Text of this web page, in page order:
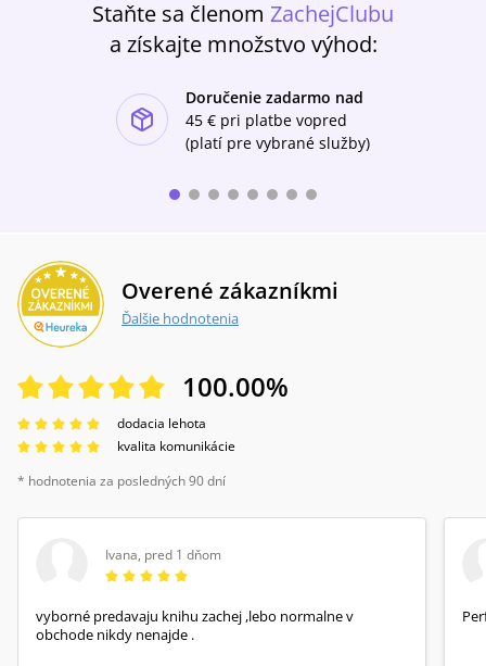
sýr feta, kokosové čatní, dresink s tahini a
parmazánem, máslo kalbi, mrkvovo-zázvorový
dresink, estragonová gremolata a mnoho
Staňte sa členom ZachejClubu
a získajte množstvo výhod:
Doručenie zadarmo nad
45 € pri platbe vopred
(platí pre vybrané služby)
Overené zákazníkmi
Ďalšie hodnotenia
100.00%
dodacia lehota
kvalita komunikácie
* hodnotenia za posledných 90 dní
Ivana, pred 1 dňom
vyborné predavaju knihu zachej ,lebo normalne v
obchode nikdy nenajde .